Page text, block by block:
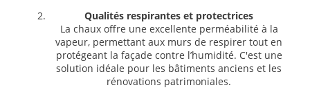
Qualités respirantes et protectrices
La chaux offre une excellente perméabilité à la
vapeur, permettant aux murs de respirer tout en
protégeant la façade contre l’humidité. C'est une
solution idéale pour les bâtiments anciens et les
rénovations patrimoniales.